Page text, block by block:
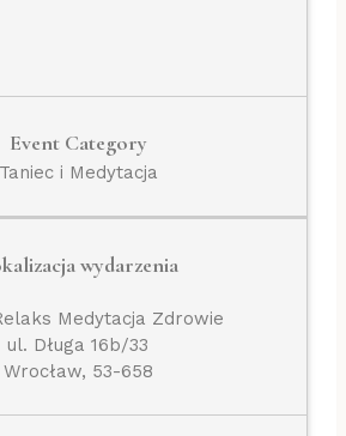
Event Category
Taniec i Medytacja
wydarzenia
Medytacja Zdrowie
ul. Długa 16b/33
Wrocław, 53-658